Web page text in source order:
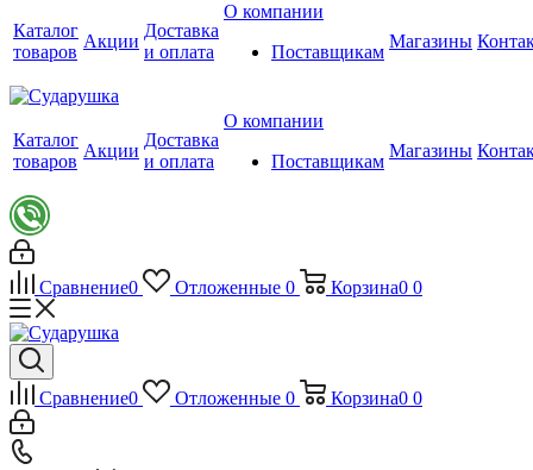
Каталог
товаров
Акции
Доставка
и оплата
О компании
Поставщикам
Магазины
Каталог
товаров
Акции
Доставка
и оплата
О компании
Поставщикам
Магазины
Сравнение0 Отложенные 0 Корзина0 0
Сравнение0 Отложенные 0 Корзина0 0